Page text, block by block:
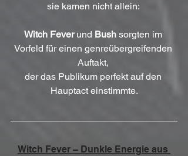
sie kamen nicht allein:
Witch Fever und Bush sorgten im
Vorfeld für einen genreübergreifenden
Auftakt,
der das Publikum perfekt auf den
Hauptact einstimmte.
Witch Fever – Dunkle Energie aus